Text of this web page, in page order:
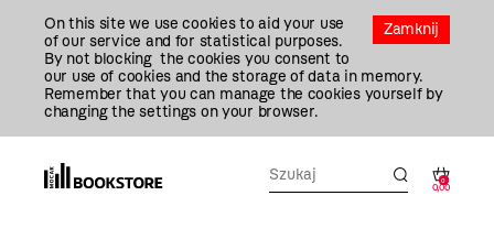
Zamknij
On this site we use cookies to aid your use
of our service and for statistical purposes.
By not blocking the cookies you consent to
our use of cookies and the storage of data in memory.
Remember that you can manage the cookies yourself by
changing the settings on your browser.
0
0,00